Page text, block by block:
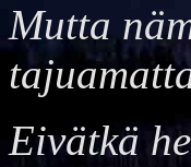
Mutta
Eivätkä